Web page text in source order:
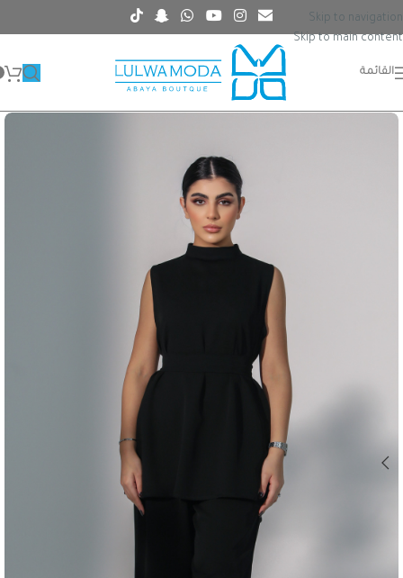
Skip to navigation
Skip to main content
القائمة